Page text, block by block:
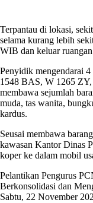
Terpantau di lokasi,
selama kurang lebih
WIB dan keluar
Penyidik mengendarai
1548 BAS, W 1265
membawa sejumlah
muda, tas wanita,
kardus.
Seusai membawa
kawasan Kantor Dinas
koper ke dalam mobil
Pelantikan Pengurus
Berkonsolidasi dan
Sabtu, 22 November